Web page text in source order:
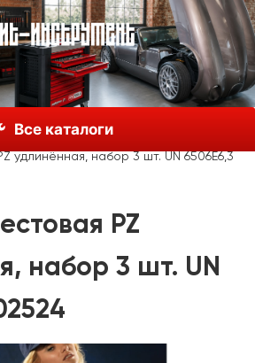
Все каталоги
Unior, Словения
удлинённая, набор 3 шт. UN 6506E6,3
PZ
набор 3 шт. UN